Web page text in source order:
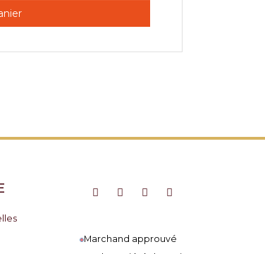
Marchand approuvé